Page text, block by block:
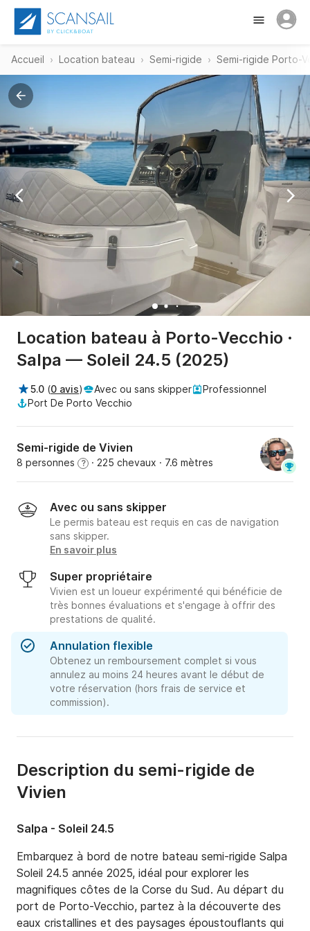
Accueil Location bateau Semi-rigide Semi-rigide Porto-
Location bateau à Porto-Vecchio ·
Salpa — Soleil 24.5 (2025)
5.0 (0 avis) Avec ou sans skipper
Professionnel
Port De Porto Vecchio
Semi-rigide de Vivien
8 personnes ? · 225 chevaux · 7.6 mètres
Avec ou sans skipper
Le permis bateau est requis en cas de navigation
sans skipper.
En savoir plus
Super propriétaire
Vivien est un loueur expérimenté qui bénéficie de
très bonnes évaluations et s'engage à offrir des
prestations de qualité.
Annulation flexible
Obtenez un remboursement complet si vous
annulez au moins 24 heures avant le début de
votre réservation (hors frais de service et
commission).
Description du semi-rigide de
Vivien
Salpa - Soleil 24.5
Embarquez à bord de notre bateau semi-rigide Salpa
Soleil 24.5 année 2025, idéal pour explorer les
magnifiques côtes de la Corse du Sud. Au départ du
port de Porto-Vecchio, partez à la découverte des
eaux cristallines et des paysages époustouflants qui